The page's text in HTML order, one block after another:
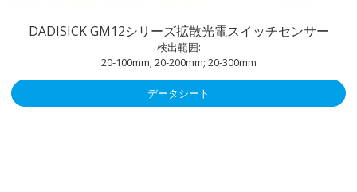
DADISICK GM12シリーズ拡散光電スイッチセンサー
検出範囲:
20-100mm; 20-200mm; 20-300mm
データシート